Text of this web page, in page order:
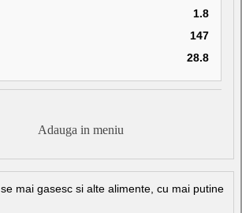
1.8
147
28.8
Adauga in meniu
se mai gasesc si alte alimente, cu mai putine